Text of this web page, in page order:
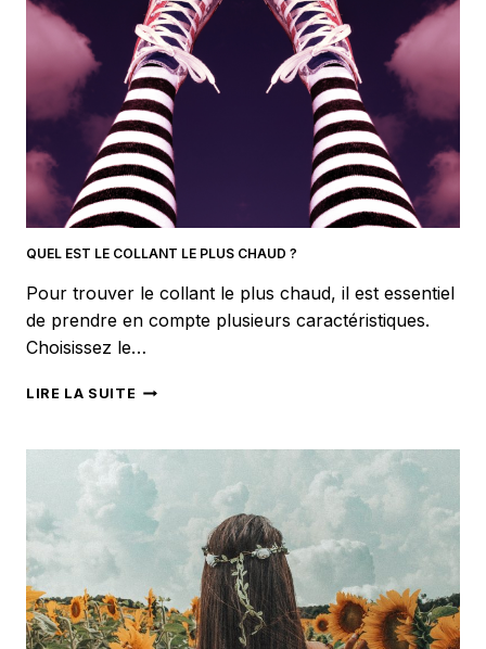
QUEL EST LE COLLANT LE PLUS CHAUD ?
Pour trouver le collant le plus chaud, il est essentiel
de prendre en compte plusieurs caractéristiques.
Choisissez le…
LIRE LA SUITE QUEL
COLLANT
LE
PLUS
CHAUD